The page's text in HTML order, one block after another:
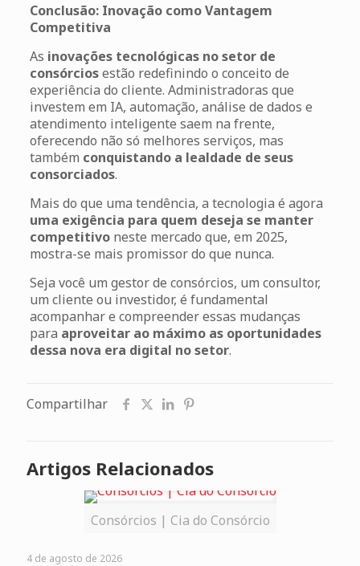
Conclusão: Inovação como Vantagem
Competitiva
As inovações tecnológicas no setor de
consórciosestão redefinindo o conceito de
experiência do cliente. Administradoras que
investem em IA, automação, análise de dados e
atendimento inteligente saem na frente,
oferecendo não só melhores serviços, mas
também conquistando a lealdade de seus
consorciados.
Mais do que uma tendência, a tecnologia é agora
uma exigência para quem deseja se manter
competitivoneste mercado que, em 2025,
mostra-se mais promissor do que nunca.
Seja você um gestor de consórcios, um consultor,
um cliente ou investidor, é fundamental
acompanhar e compreender essas mudanças
para aproveitar ao máximo as oportunidades
dessa nova era digital no setor.
Compartilhar
Artigos Relacionados
Consórcios | Cia do Consórcio
4 de agosto de 2026